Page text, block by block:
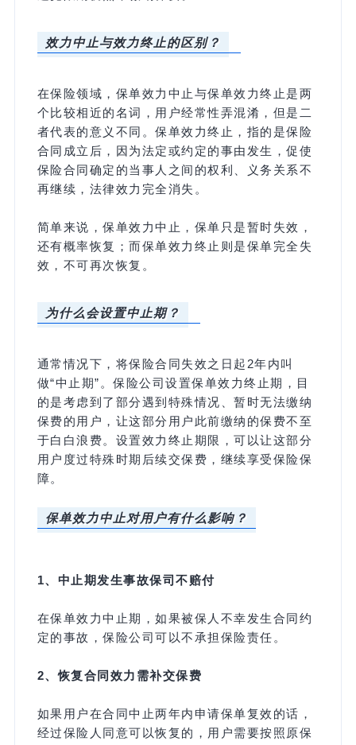
效力中止与效力终止的区别？
在保险领域，保单效力中止与保单效力终止是两
个比较相近的名词，用户经常性弄混淆，但是二
者代表的意义不同。保单效力终止，指的是保险
合同成立后，因为法定或约定的事由发生，促使
保险合同确定的当事人之间的权利、义务关系不
再继续，法律效力完全消失。
简单来说，保单效力中止，保单只是暂时失效，
还有概率恢复；而保单效力终止则是保单完全失
效，不可再次恢复。
为什么会设置中止期？
通常情况下，将保险合同失效之日起2年内叫
做“中止期”。保险公司设置保单效力终止期，目
的是考虑到了部分遇到特殊情况、暂时无法缴纳
保费的用户，让这部分用户此前缴纳的保费不至
于白白浪费。设置效力终止期限，可以让这部分
用户度过特殊时期后续交保费，继续享受保险保
障。
保单效力中止对用户有什么影响？
1、中止期发生事故保司不赔付
在保单效力中止期，如果被保人不幸发生合同约
定的事故，保险公司可以不承担保险责任。
2、恢复合同效力需补交保费
如果用户在合同中止两年内申请保单复效的话，
经过保险人同意可以恢复的，用户需要按照原保